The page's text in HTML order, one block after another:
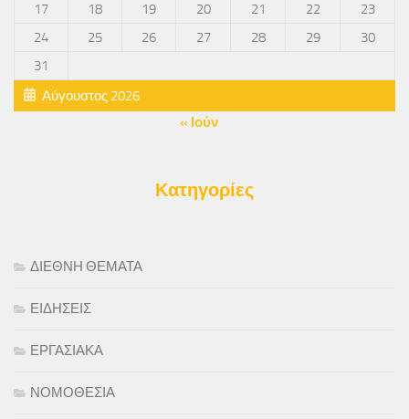
Αύγουστος 2026
17
18 19 20 21 22
23
24
25 26 27 28 29
30
31
« Ιούν
Κατηγορίες
ΔΙΕΘΝΗ ΘΕΜΑΤΑ
ΕΙΔΗΣΕΙΣ
ΕΡΓΑΣΙΑΚΑ
ΝΟΜΟΘΕΣΙΑ